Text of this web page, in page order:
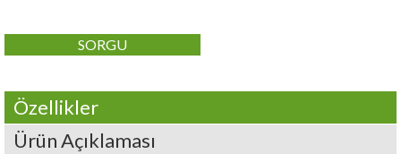
SORGU
Özellikler
Ürün Açıklaması